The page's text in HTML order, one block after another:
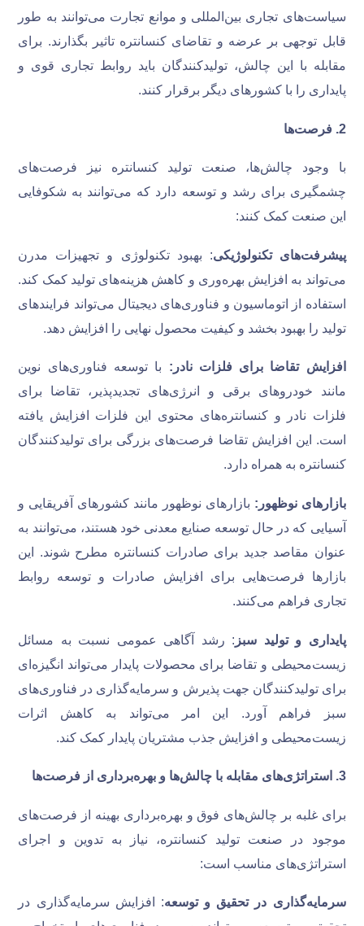
سیاست‌های تجاری بین‌المللی و موانع تجارت می‌توانند به طور
قابل توجهی بر عرضه و تقاضای کنسانتره تاثیر بگذارند. برای
مقابله با این چالش، تولیدکنندگان باید روابط تجاری قوی و
پایداری را با کشورهای دیگر برقرار کنند.
2
. فرصت‌ها
با وجود چالش‌ها، صنعت تولید کنسانتره نیز فرصت‌های
چشمگیری برای رشد و توسعه دارد که می‌توانند به شکوفایی
این صنعت کمک کنند:
پیشرفت‌های تکنولوژیکی: بهبود تکنولوژی و تجهیزات مدرن
می‌تواند به افزایش بهره‌وری و کاهش هزینه‌های تولید کمک کند.
استفاده از اتوماسیون و فناوری‌های دیجیتال می‌تواند فرایندهای
تولید را بهبود بخشد و کیفیت محصول نهایی را افزایش دهد.
افزایش تقاضا برای فلزات نادر: با توسعه فناوری‌های نوین
مانند خودروهای برقی و انرژی‌های تجدیدپذیر، تقاضا برای
فلزات نادر و کنسانتره‌های محتوی این فلزات افزایش یافته
است. این افزایش تقاضا فرصت‌های بزرگی برای تولیدکنندگان
کنسانتره به همراه دارد.
بازارهای نوظهور: بازارهای نوظهور مانند کشورهای آفریقایی و
آسیایی که در حال توسعه صنایع معدنی خود هستند، می‌توانند به
عنوان مقاصد جدید برای صادرات کنسانتره مطرح شوند. این
بازارها فرصت‌هایی برای افزایش صادرات و توسعه روابط
تجاری فراهم می‌کنند.
پایداری و تولید سبز : رشد آگاهی عمومی نسبت به مسائل
زیست‌محیطی و تقاضا برای محصولات پایدار می‌تواند انگیزه‌ای
برای تولیدکنندگان جهت پذیرش و سرمایه‌گذاری در فناوری‌های
سبز فراهم آورد. این امر می‌تواند به کاهش اثرات
زیست‌محیطی و افزایش جذب مشتریان پایدار کمک کند.
3
. استراتژی‌های مقابله با چالش‌ها و بهره‌برداری از فرصت‌ها
برای غلبه بر چالش‌های فوق و بهره‌برداری بهینه از فرصت‌های
موجود در صنعت تولید کنسانتره، نیاز به تدوین و اجرای
استراتژی‌های مناسب است:
سرمایه‌گذاری در تحقیق و توسعه: افزایش سرمایه‌گذاری در